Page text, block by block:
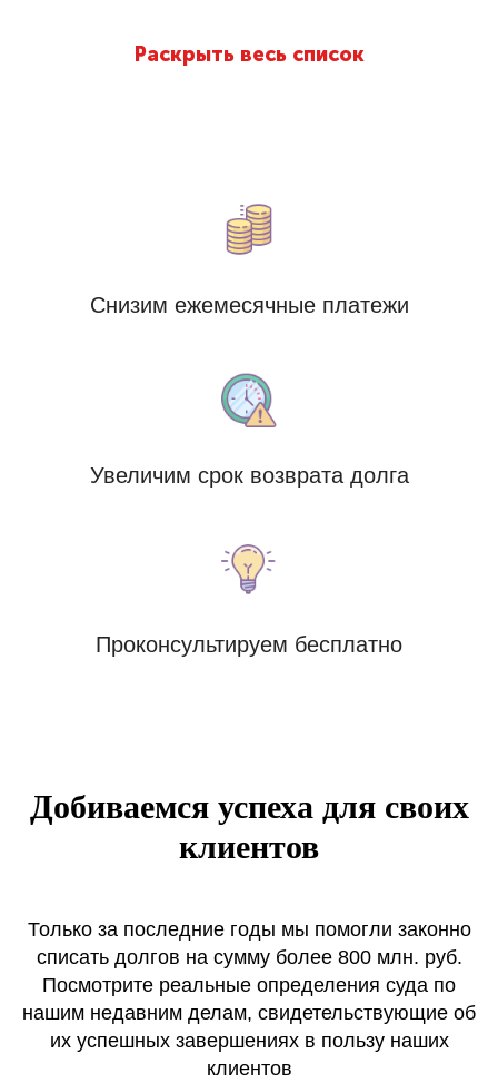
Раскрыть весь список
Снизим ежемесячные платежи
Увеличим срок возврата долга
Проконсультируем бесплатно
Добиваемся успеха для своих
клиентов
Только за последние годы мы помогли законно
списать долгов на сумму более 800 млн. руб.
Посмотрите реальные определения суда по
нашим недавним делам, свидетельствующие об
их успешных завершениях в пользу наших
клиентов